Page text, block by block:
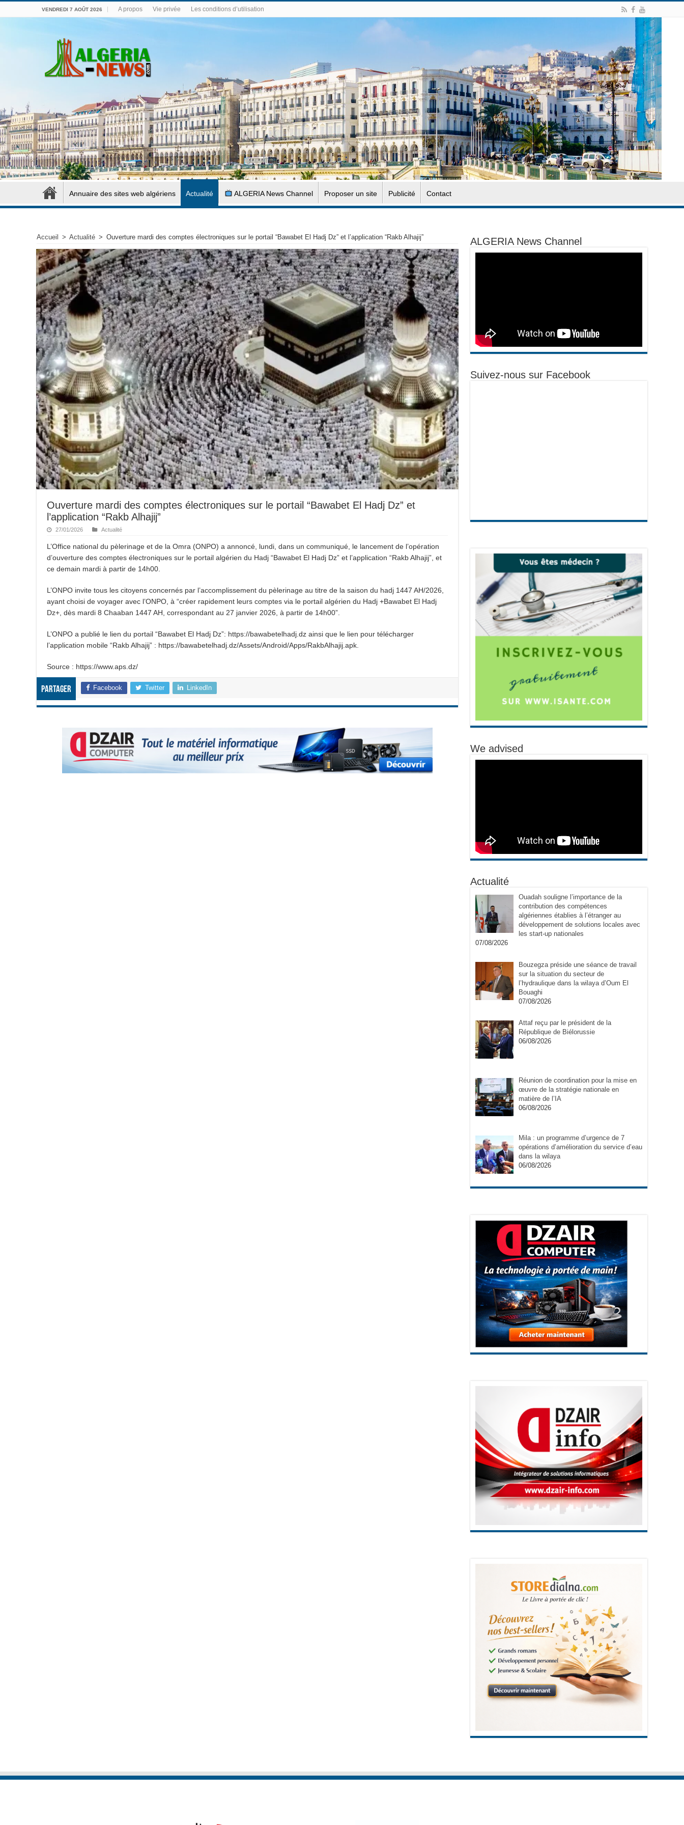
VENDREDI 7 AOÛT 2026 A propos Vie privée Les conditions d’utilisation
Annuaire des sites web algériens Actualité ALGERIA News Channel Proposer un site Publicité Contact
Accueil > Actualité > Ouverture mardi des comptes électroniques sur le portail “Bawabet El Hadj Dz” et l’application “Rakb Alhajij”
Ouverture mardi des comptes électroniques sur le portail “Bawabet El Hadj Dz” et
l’application “Rakb Alhajij”
27/01/2026 Actualité
L’Office national du pèlerinage et de la Omra (ONPO) a annoncé, lundi, dans un communiqué, le lancement de l’opération
d’ouverture des comptes électroniques sur le portail algérien du Hadj “Bawabet El Hadj Dz” et l’application “Rakb Alhajij”, et
ce demain mardi à partir de 14h00.
L’ONPO invite tous les citoyens concernés par l’accomplissement du pèlerinage au titre de la saison du hadj 1447 AH/2026,
ayant choisi de voyager avec l’ONPO, à “créer rapidement leurs comptes via le portail algérien du Hadj +Bawabet El Hadj
Dz+, dès mardi 8 Chaaban 1447 AH, correspondant au 27 janvier 2026, à partir de 14h00”.
L’ONPO a publié le lien du portail “Bawabet El Hadj Dz”: https://bawabetelhadj.dz ainsi que le lien pour télécharger
l’application mobile “Rakb Alhajij” : https://bawabetelhadj.dz/Assets/Android/Apps/RakbAlhajij.apk.
Source : https://www.aps.dz/
Partager Facebook Twitter LinkedIn
ALGERIA News Channel
Suivez-nous sur Facebook
We advised
Actualité
Ouadah souligne l’importance de la
contribution des compétences
algériennes établies à l’étranger au
développement de solutions locales avec
les start-up nationales
07/08/2026
Bouzegza préside une séance de travail
sur la situation du secteur de
l’hydraulique dans la wilaya d’Oum El
Bouaghi
07/08/2026
Attaf reçu par le président de la
République de Biélorussie
06/08/2026
Réunion de coordination pour la mise en
œuvre de la stratégie nationale en
matière de l’IA
06/08/2026
Mila : un programme d’urgence de 7
opérations d’amélioration du service d’eau
dans la wilaya
06/08/2026